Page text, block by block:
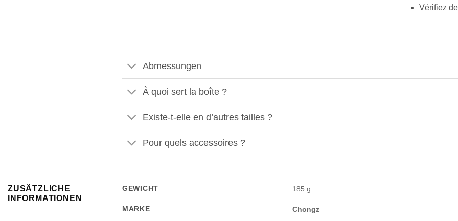
Vérifiez
Abmessungen
À quoi sert la boîte ?
Existe-t-elle en d’autres tailles ?
Pour quels accessoires ?
ZUSÄTZLICHE
INFORMATIONEN
GEWICHT 185 g
MARKE Chongz